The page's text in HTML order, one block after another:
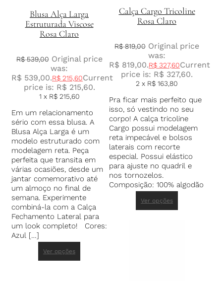
Blusa Alça Larga
Estruturada Viscose
Rosa Claro
R$539,00 Original price
was:
R$ 539,00.R$ 215,60Current
price is: R$ 215,60.
1 x R$215,60
Em um relacionamento
sério com essa blusa. A
Blusa Alça Larga é um
modelo estruturado com
modelagem reta. Peça
perfeita que transita em
várias ocasiões, desde um
jantar comemorativo até
um almoço no final de
semana. Experimente
combiná-la com a Calça
Fechamento Lateral para
um look completo! Cores:
Azul […]
Ver opções
Calça Cargo Tricoline
Rosa Claro
R$819,00 Original price
was:
R$ 819,00.R$ 327,60Current
price is: R$ 327,60.
2 x R$ 163,80
Pra ficar mais perfeito que
isso, só vestindo no seu
corpo! A calça tricoline
Cargo possui modelagem
reta impecável e bolsos
laterais com recorte
especial. Possui elástico
para ajuste no quadril e
nos tornozelos.
Composição: 100% algodão
Ver opções